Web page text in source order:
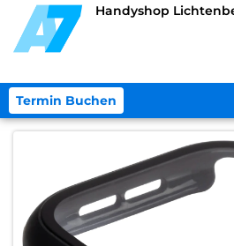
Handyshop
Termin Buchen